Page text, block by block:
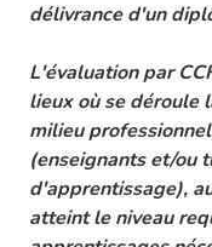
délivrance d'un
L'évaluation par
lieux où se déroule
milieu
(enseignants et/ou
d'apprentissage),
atteint le niveau